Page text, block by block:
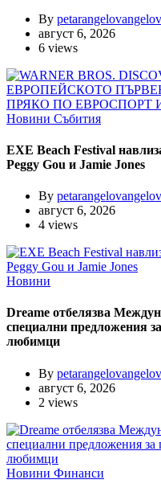
By petarangelovangelov
август 6, 2026
6 views
Новини Събития
EXE Beach Festival
Peggy Gou и Jamie Jones
By petarangelovangelov
август 6, 2026
4 views
Новини
Dreame отбелязва
специални предложения
любимци
By petarangelovangelov
август 6, 2026
2 views
Новини Финанси